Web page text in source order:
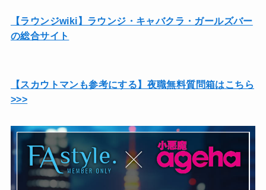
【ラウンジwiki】ラウンジ・キャバクラ・ガールズバー
の総合サイト
【スカウトマンも参考にする】夜職無料質問箱はこちら
>>>